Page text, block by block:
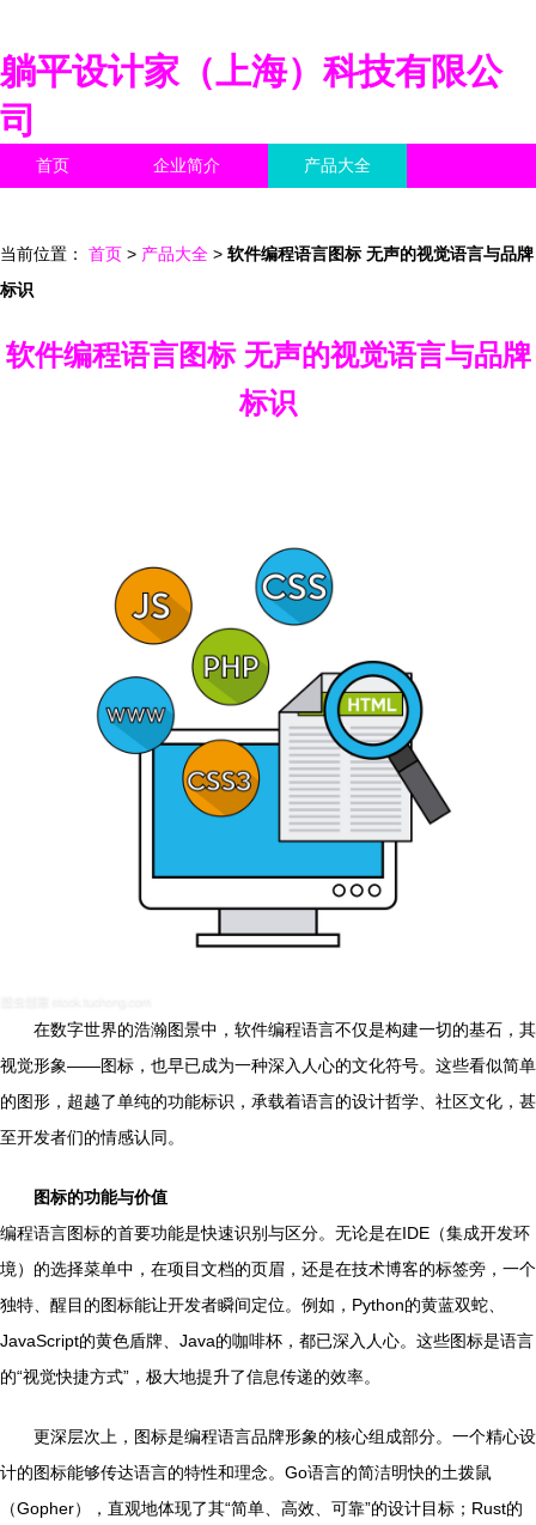
躺平设计家（上海）科技有限公
司
首页 企业简介 产品大全
当前位置： 首页 > 产品大全 > 软件编程语言图标 无声的视觉语言与品牌
标识
软件编程语言图标 无声的视觉语言与品牌
标识
在数字世界的浩瀚图景中，软件编程语言不仅是构建一切的基石，其
视觉形象——图标，也早已成为一种深入人心的文化符号。这些看似简单
的图形，超越了单纯的功能标识，承载着语言的设计哲学、社区文化，甚
至开发者们的情感认同。
图标的功能与价值
编程语言图标的首要功能是快速识别与区分。无论是在IDE（集成开发环
境）的选择菜单中，在项目文档的页眉，还是在技术博客的标签旁，一个
独特、醒目的图标能让开发者瞬间定位。例如，Python的黄蓝双蛇、
JavaScript的黄色盾牌、Java的咖啡杯，都已深入人心。这些图标是语言
的“视觉快捷方式”，极大地提升了信息传递的效率。
更深层次上，图标是编程语言品牌形象的核心组成部分。一个精心设
计的图标能够传达语言的特性和理念。Go语言的简洁明快的土拨鼠
（Gopher），直观地体现了其“简单、高效、可靠”的设计目标；Rust的